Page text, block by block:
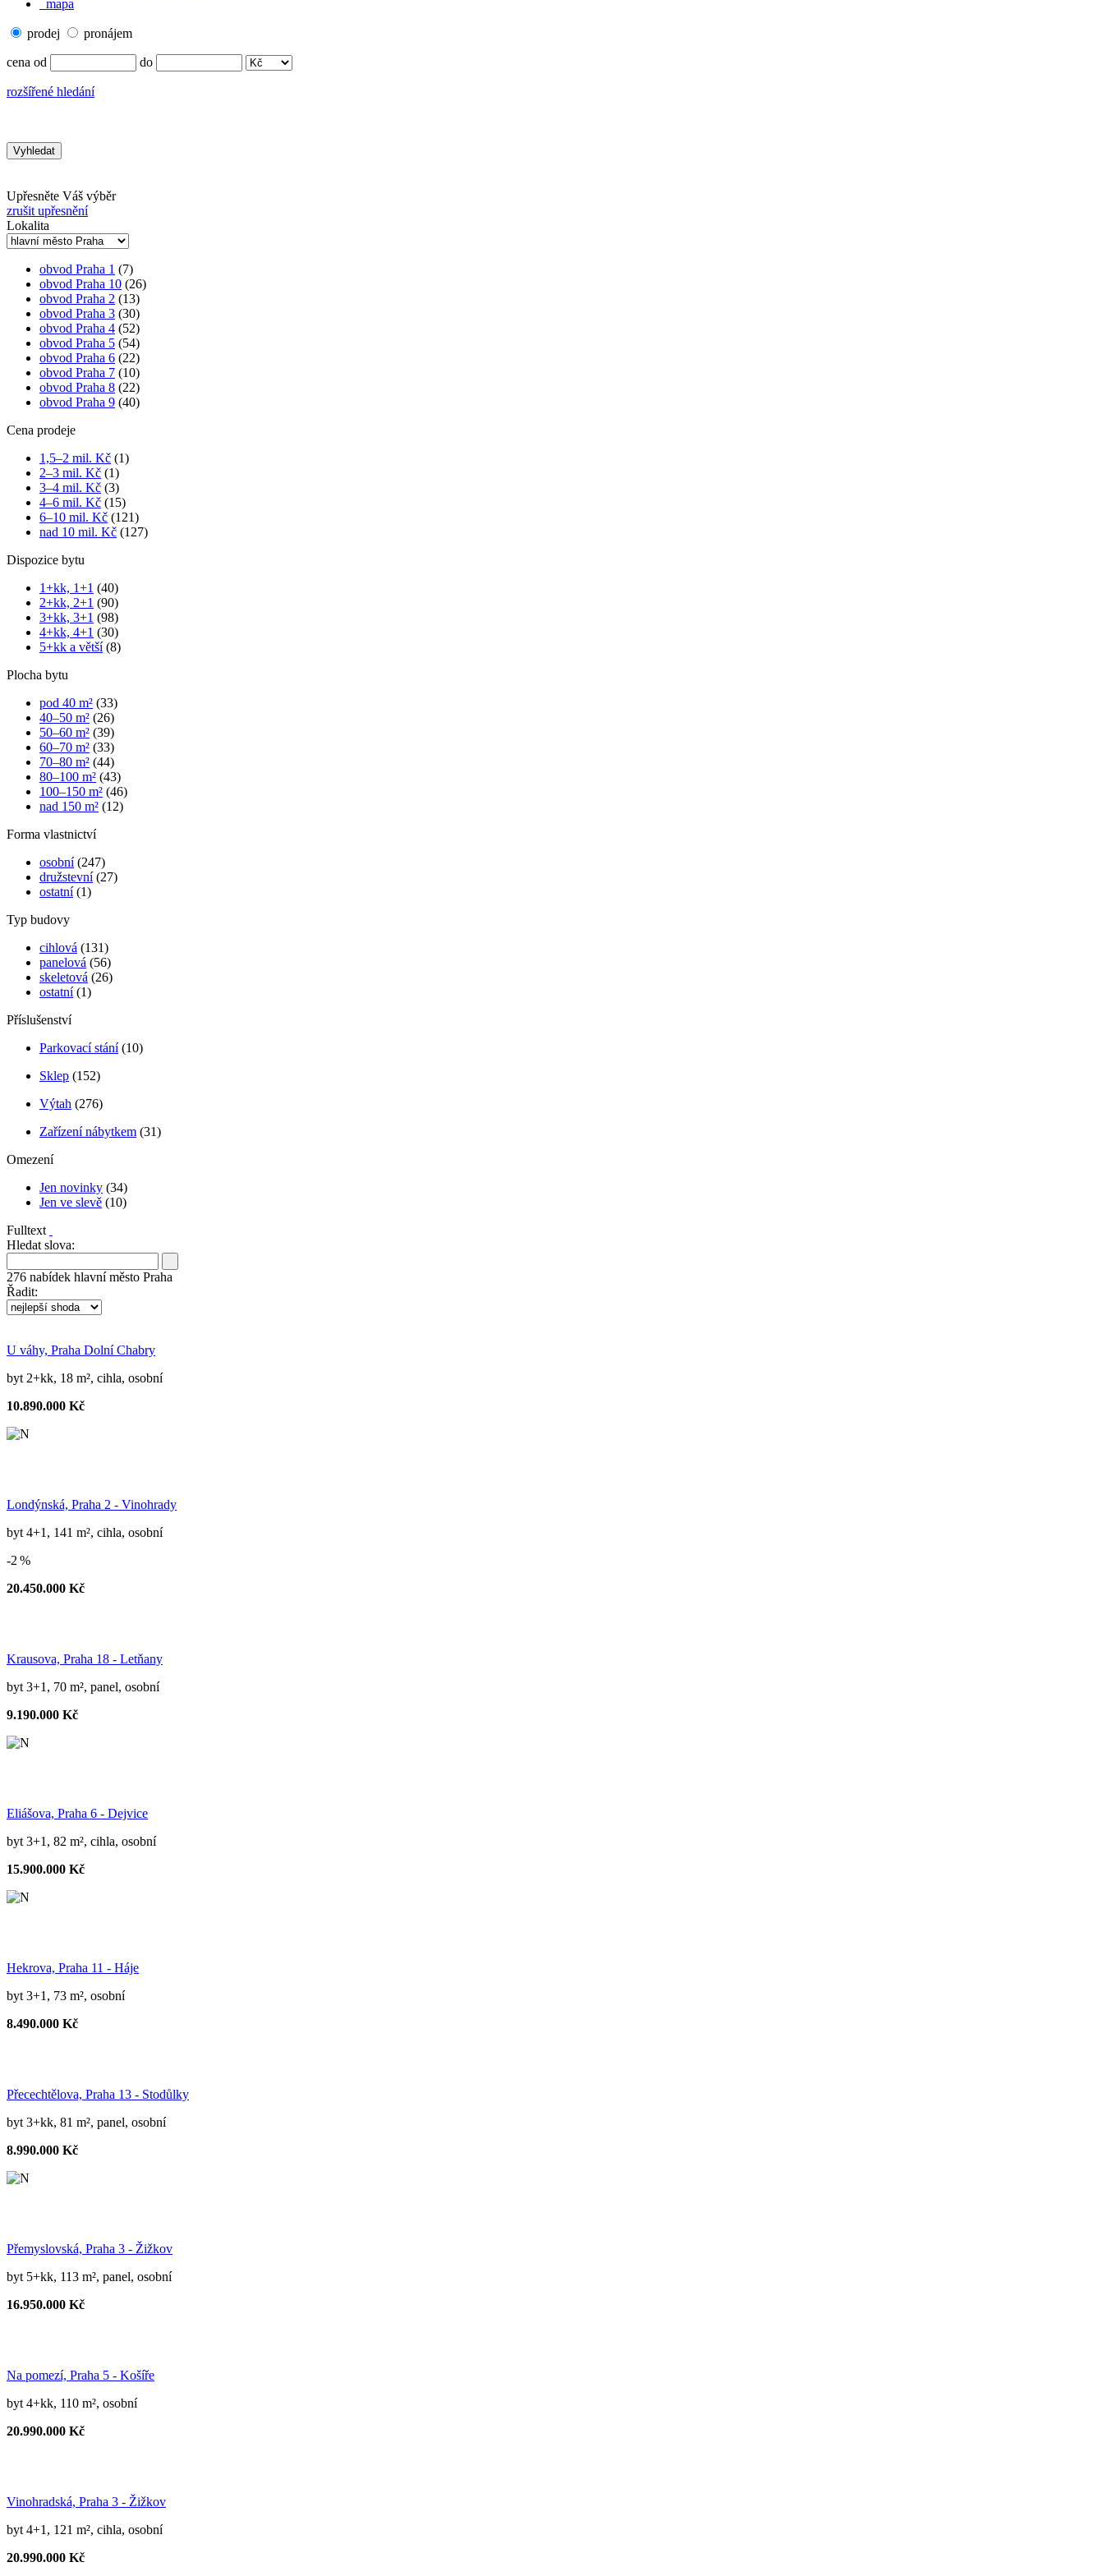
mapa
prodej pronájem
cena od do
rozšířené hledání
Upřesněte Váš výběr
zrušit upřesnění
Lokalita
obvod Praha 1 (7)
obvod Praha 10 (26)
obvod Praha 2 (13)
obvod Praha 3 (30)
obvod Praha 4 (52)
obvod Praha 5 (54)
obvod Praha 6 (22)
obvod Praha 7 (10)
obvod Praha 8 (22)
obvod Praha 9 (40)
Cena prodeje
1,5–2 mil. Kč (1)
2–3 mil. Kč (1)
3–4 mil. Kč (3)
4–6 mil. Kč (15)
6–10 mil. Kč (121)
nad 10 mil. Kč (127)
Dispozice bytu
1+kk, 1+1 (40)
2+kk, 2+1 (90)
3+kk, 3+1 (98)
4+kk, 4+1 (30)
5+kk a větší(8)
Plocha bytu
pod 40 m² (33)
40–50 m² (26)
50–60 m² (39)
60–70 m² (33)
70–80 m² (44)
80–100 m² (43)
100–150 m² (46)
nad 150 m² (12)
Forma vlastnictví
osobní(247)
družstevní(27)
ostatní(1)
Typ budovy
cihlová (131)
panelová (56)
skeletová (26)
ostatní(1)
Příslušenství
Parkovací stání(10)
Sklep (152)
Výtah (276)
Zařízení nábytkem (31)
Omezení
Jen novinky (34)
Jen ve slevě (10)
Fulltext
Hledat slova:
276 nabídek hlavní město Praha
Řadit:
U váhy, Praha Dolní Chabry
byt 2+kk, 18 m², cihla, osobní
10.890.000 Kč
Londýnská, Praha 2 - Vinohrady
byt 4+1, 141 m², cihla, osobní
-2 %
20.450.000 Kč
Krausova, Praha 18 - Letňany
byt 3+1, 70 m², panel, osobní
9.190.000 Kč
Eliášova, Praha 6 - Dejvice
byt 3+1, 82 m², cihla, osobní
15.900.000 Kč
Hekrova, Praha 11 - Háje
byt 3+1, 73 m², osobní
8.490.000 Kč
Přecechtělova, Praha 13 - Stodůlky
byt 3+kk, 81 m², panel, osobní
8.990.000 Kč
Přemyslovská, Praha 3 - Žižkov
byt 5+kk, 113 m², panel, osobní
16.950.000 Kč
Na pomezí, Praha 5 - Košíře
byt 4+kk, 110 m², osobní
20.990.000 Kč
Vinohradská, Praha 3 - Žižkov
byt 4+1, 121 m², cihla, osobní
20.990.000 Kč